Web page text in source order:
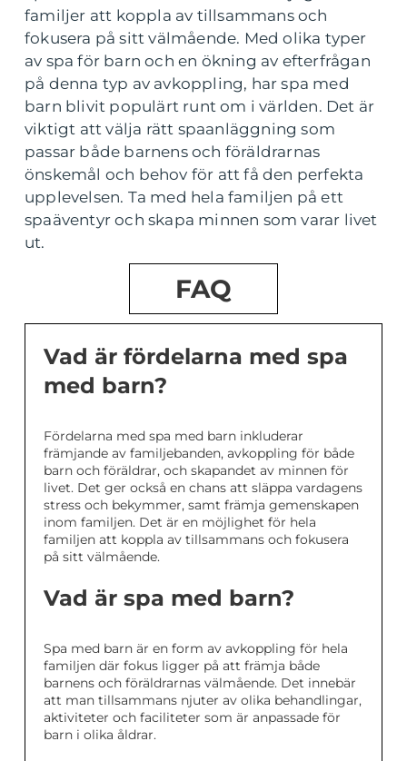
familjer att koppla av tillsammans och
fokusera på sitt välmående. Med olika typer
av spa för barn och en ökning av efterfrågan
på denna typ av avkoppling, har spa med
barn blivit populärt runt om i världen. Det är
viktigt att välja rätt spaanläggning som
passar både barnens och föräldrarnas
önskemål och behov för att få den perfekta
upplevelsen. Ta med hela familjen på ett
spaäventyr och skapa minnen som varar livet
ut.
FAQ
Vad är fördelarna med spa
med barn?
Fördelarna med spa med barn inkluderar
främjande av familjebanden, avkoppling för både
barn och föräldrar, och skapandet av minnen för
livet. Det ger också en chans att släppa vardagens
stress och bekymmer, samt främja gemenskapen
inom familjen. Det är en möjlighet för hela
familjen att koppla av tillsammans och fokusera
på sitt välmående.
Vad är spa med barn?
Spa med barn är en form av avkoppling för hela
familjen där fokus ligger på att främja både
barnens och föräldrarnas välmående. Det innebär
att man tillsammans njuter av olika behandlingar,
aktiviteter och faciliteter som är anpassade för
barn i olika åldrar.